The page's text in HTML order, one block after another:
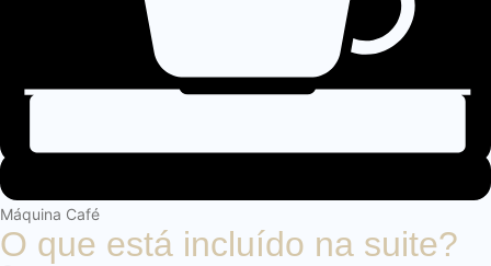
Máquina Café
O que está incluído na suite?